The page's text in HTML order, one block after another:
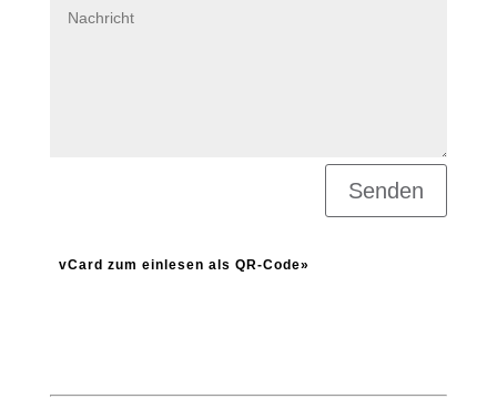
Senden
vCard zum einlesen als QR-Code»